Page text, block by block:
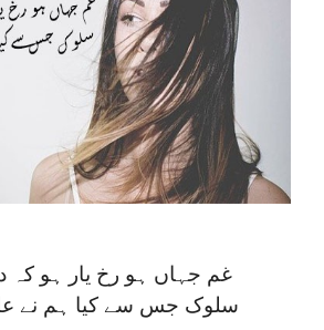
غم جہاں ہو رخ یار ہو
سلوک جس سے کیا ہم نے